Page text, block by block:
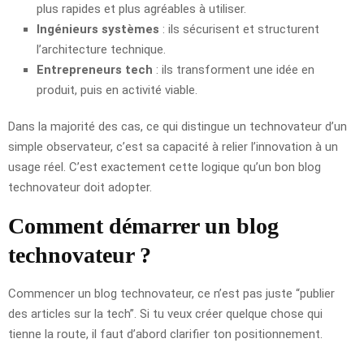
plus rapides et plus agréables à utiliser.
Ingénieurs systèmes : ils sécurisent et structurent
l’architecture technique.
Entrepreneurs tech : ils transforment une idée en
produit, puis en activité viable.
Dans la majorité des cas, ce qui distingue un technovateur d’un
simple observateur, c’est sa capacité à relier l’innovation à un
usage réel. C’est exactement cette logique qu’un bon blog
technovateur doit adopter.
Comment démarrer un blog
technovateur ?
Commencer un blog technovateur, ce n’est pas juste “publier
des articles sur la tech”. Si tu veux créer quelque chose qui
tienne la route, il faut d’abord clarifier ton positionnement.